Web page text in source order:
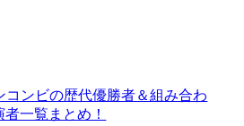
コンビの歴代優勝者＆組み合わ
一覧まとめ！